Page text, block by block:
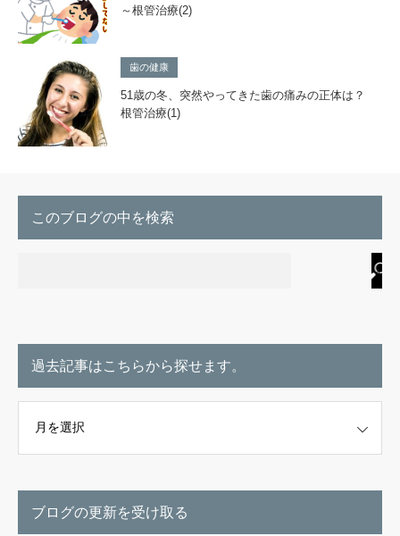
～根管治療(2)
歯の健康
51歳の冬、突然やってきた歯の痛みの正体は？
根管治療(1)
このブログの中を検索
過去記事はこちらから探せます。
ブログの更新を受け取る